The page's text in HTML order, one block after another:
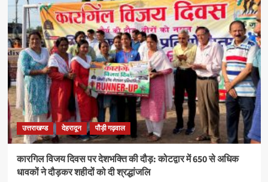
उत्तराखण्ड देहरादून पौड़ी गढ़वाल
कारगिल विजय दिवस पर देशभक्ति की दौड़: कोटद्वार में 650 से अधिक
धावकों ने दौड़कर शहीदों को दी श्रद्धांजलि